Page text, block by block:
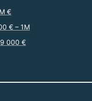
€
€ – 1M
000 €